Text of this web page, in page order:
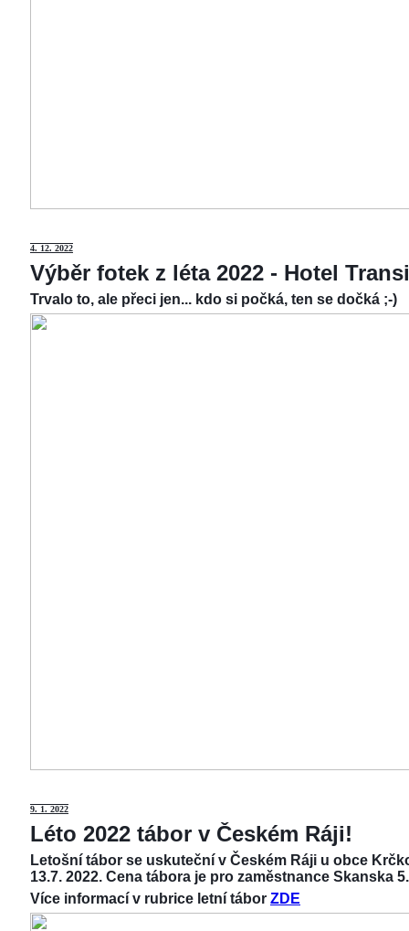
4. 12. 2022
Výběr fotek z léta 2022 - Hotel
Trvalo to, ale přeci jen... kdo si počká, ten se dočká ;-)
9. 1. 2022
Léto 2022 tábor v Českém Ráji!
Letošní tábor se uskuteční v Českém Ráji u obce
13.7. 2022. Cena tábora je pro zaměstnance Skanska
Více informací v rubrice letní tábor ZDE